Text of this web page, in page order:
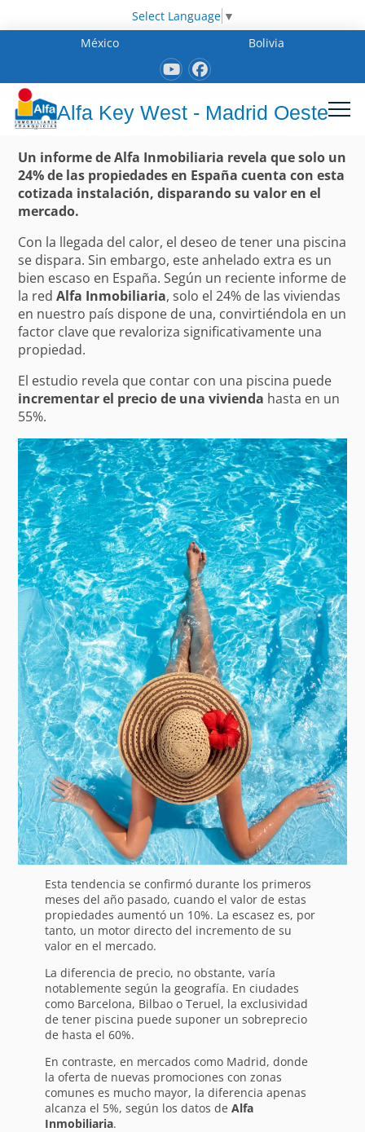
Select Language ▼
México
Bolivia
Alfa Key West - Madrid Oeste
Un informe de Alfa Inmobiliaria revela que solo un
24% de las propiedades en España cuenta con esta
cotizada instalación, disparando su valor en el
mercado.
Con la llegada del calor, el deseo de tener una piscina
se dispara. Sin embargo, este anhelado extra es un
bien escaso en España. Según un reciente informe de
la redAlfa Inmobiliaria, solo el 24% de las viviendas
en nuestro país dispone de una, convirtiéndola en un
factor clave que revaloriza significativamente una
propiedad.
El estudio revela que contar con una piscina puede
incrementar el precio de una vivienda hasta en un
55%.
Esta tendencia se confirmó durante los primeros
meses del año pasado, cuando el valor de estas
propiedades aumentó un 10%. La escasez es, por
tanto, un motor directo del incremento de su
valor en el mercado.
La diferencia de precio, no obstante, varía
notablemente según la geografía. En ciudades
como Barcelona, Bilbao o Teruel, la exclusividad
de tener piscina puede suponer un sobreprecio
de hasta el 60%.
En contraste, en mercados como Madrid, donde
la oferta de nuevas promociones con zonas
comunes es mucho mayor, la diferencia apenas
alcanza el 5%, según los datos de Alfa
Inmobiliaria.